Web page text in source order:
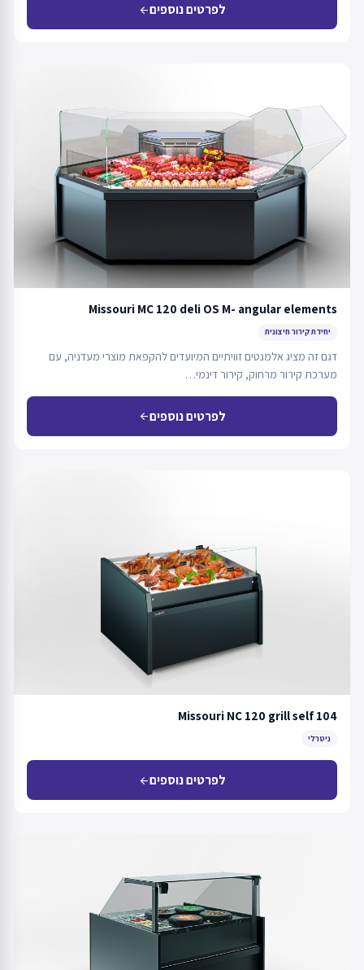
לפרטים נוספיםarrow_back
Missouri MC 120 deli OS M- angular elements
יחידת קירור חיצונית
דגם זה מציג אלמנטים זוויתיים המיועדים להקפאת מוצרי מעדניה, עם
מערכת קירור מרחוק, קירור דינמי…
לפרטים נוספיםarrow_back
Missouri NC 120 grill self 104
ניטרלי
לפרטים נוספיםarrow_back